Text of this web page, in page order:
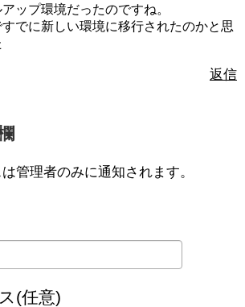
ップ環境だったのですね。
でに新しい環境に移行されたのかと思
返信
管理者のみに通知されます。
(任意)